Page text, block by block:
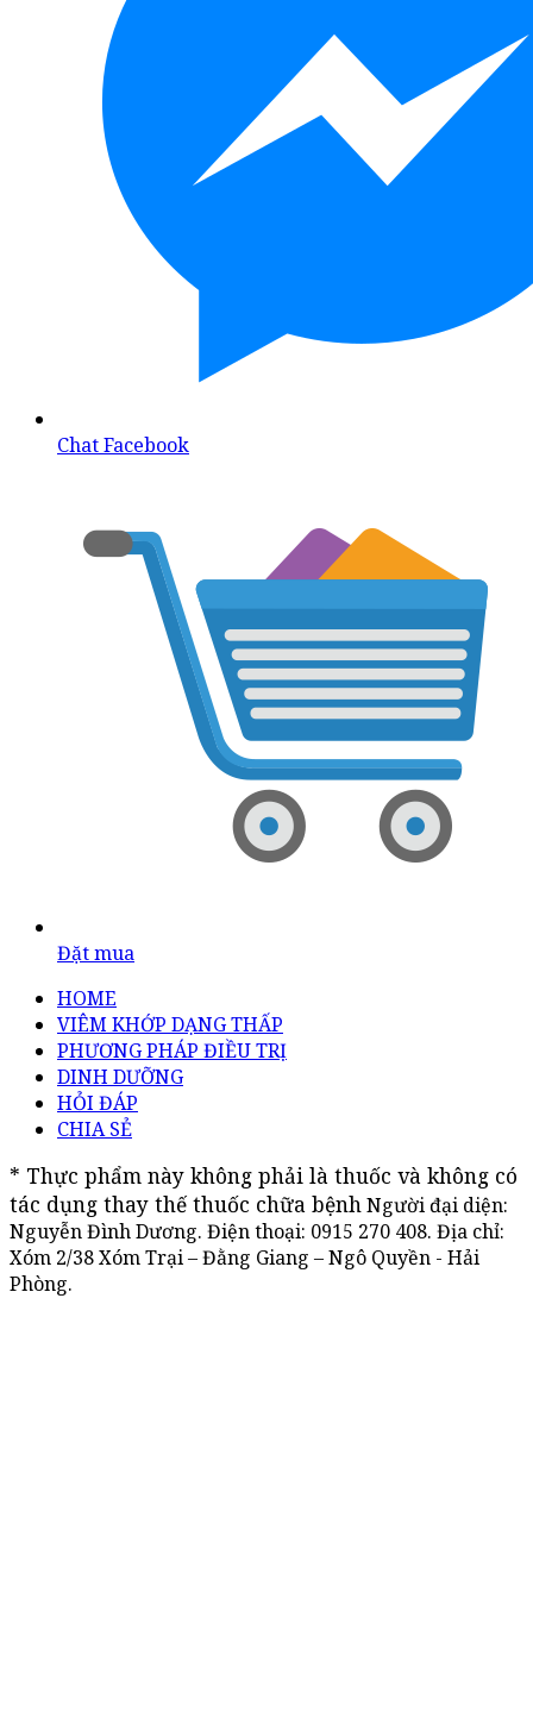
Chat Facebook
Đặt mua
HOME
VIÊM KHỚP DẠNG THẤP
PHƯƠNG PHÁP ĐIỀU TRỊ
DINH DƯỠNG
HỎI ĐÁP
CHIA SẺ
* Thực phẩm này không phải là thuốc và không có
tác dụng thay thế thuốc chữa bệnhNgười đại diện:
Nguyễn Đình Dương. Điện thoại: 0915 270 408. Địa chỉ:
Xóm 2/38 Xóm Trại – Đằng Giang – Ngô Quyền - Hải
Phòng.